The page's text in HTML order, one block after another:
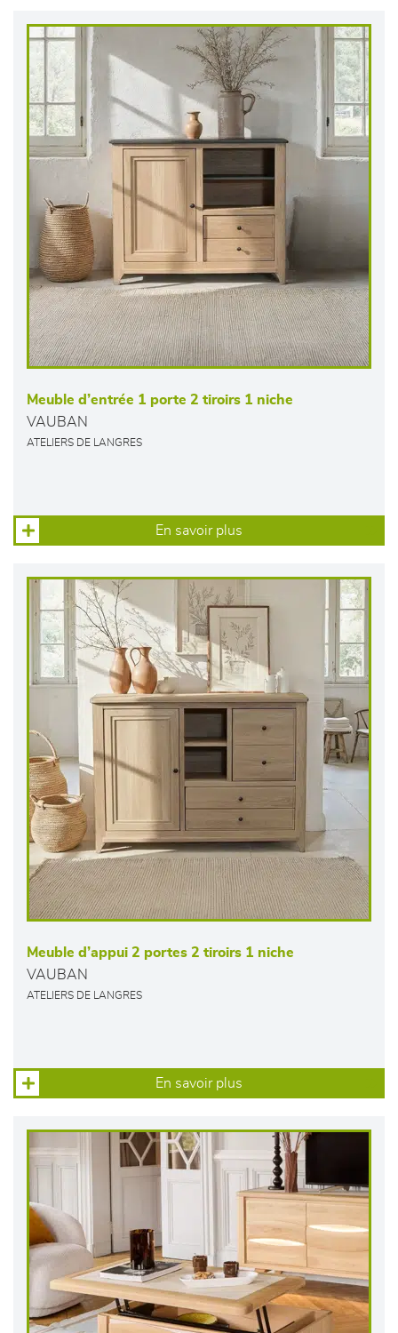
Meuble d’entrée 1 porte 2 tiroirs 1 niche
VAUBAN
ATELIERS DE LANGRES
En savoir plus
Meuble d’appui 2 portes 2 tiroirs 1 niche
VAUBAN
ATELIERS DE LANGRES
En savoir plus